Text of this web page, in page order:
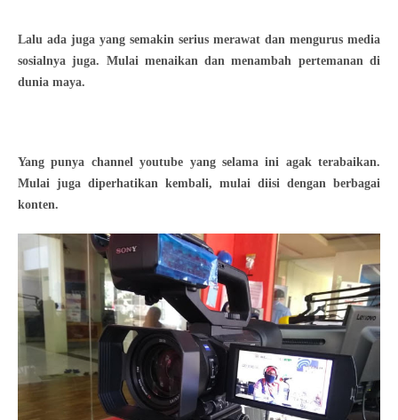
Lalu ada juga yang semakin serius merawat dan mengurus media
sosialnya juga. Mulai menaikan dan menambah pertemanan di
dunia maya.
Yang punya channel youtube yang selama ini agak terabaikan.
Mulai juga diperhatikan kembali, mulai diisi dengan berbagai
konten.